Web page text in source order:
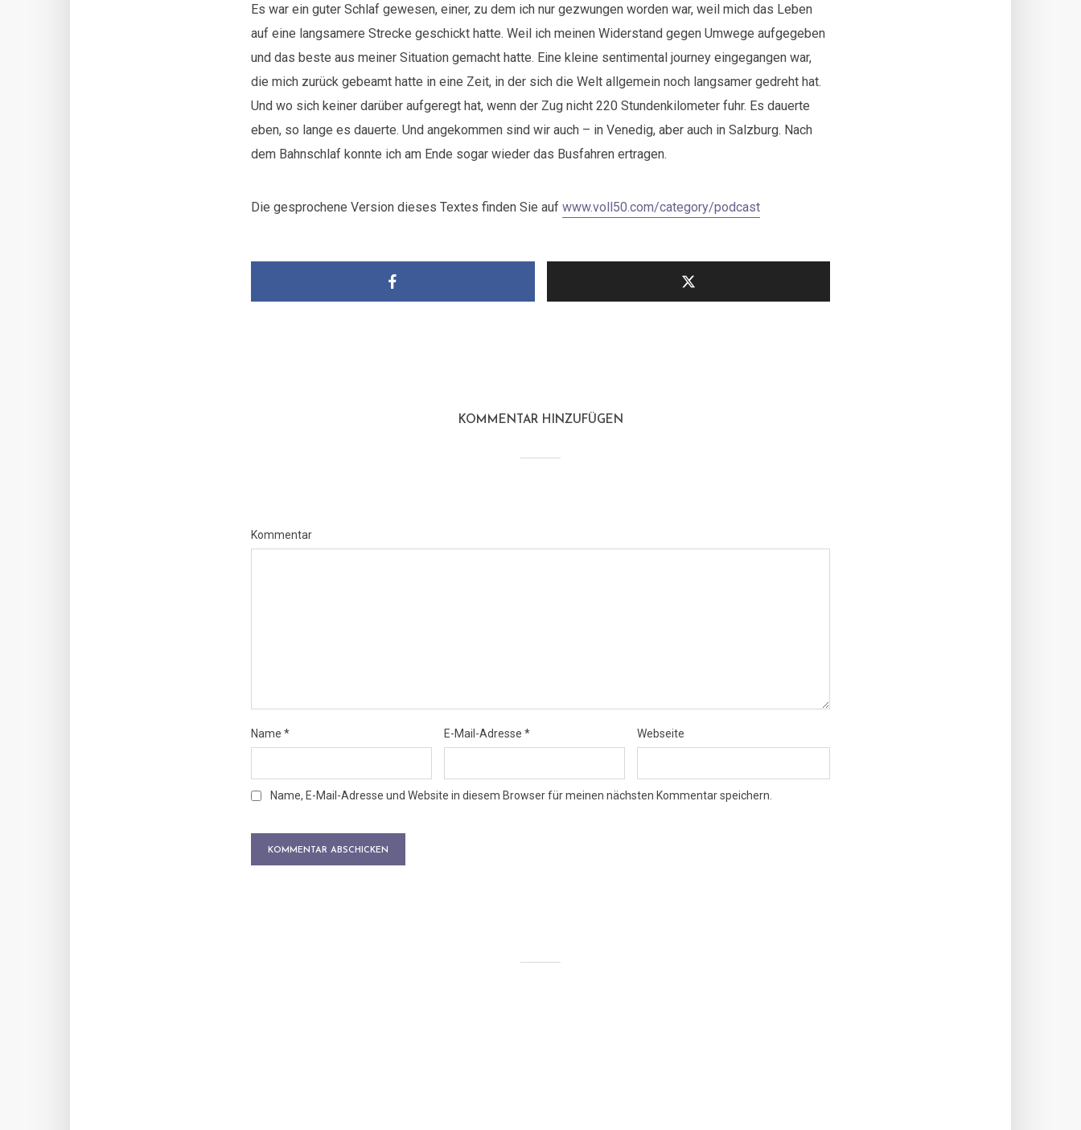
Es war ein guter Schlaf gewesen, einer, zu dem ich nur gezwungen worden war, weil mich das Leben
auf eine langsamere Strecke geschickt hatte. Weil ich meinen Widerstand gegen Umwege aufgegeben
und das beste aus meiner Situation gemacht hatte. Eine kleine sentimental journey eingegangen war,
die mich zurück gebeamt hatte in eine Zeit, in der sich die Welt allgemein noch langsamer gedreht hat.
Und wo sich keiner darüber aufgeregt hat, wenn der Zug nicht 220 Stundenkilometer fuhr. Es dauerte
eben, so lange es dauerte. Und angekommen sind wir auch – in Venedig, aber auch in Salzburg. Nach
dem Bahnschlaf konnte ich am Ende sogar wieder das Busfahren ertragen.
Die gesprochene Version dieses Textes finden Sie auf www.voll50.com/category/podcast
KOMMENTAR HINZUFÜGEN
Kommentar
Name * E-Mail-Adresse * Webseite
Name, E-Mail-Adresse und Website in diesem Browser für meinen nächsten Kommentar speichern.